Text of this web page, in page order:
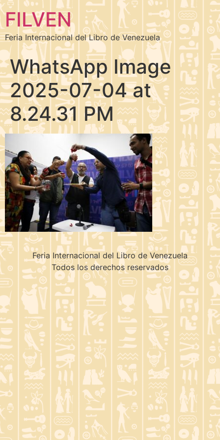
FILVEN
Feria Internacional del Libro de Venezuela
WhatsApp Image
2025-07-04 at
8.24.31 PM
Feria Internacional del Libro de Venezuela
Todos los derechos reservados